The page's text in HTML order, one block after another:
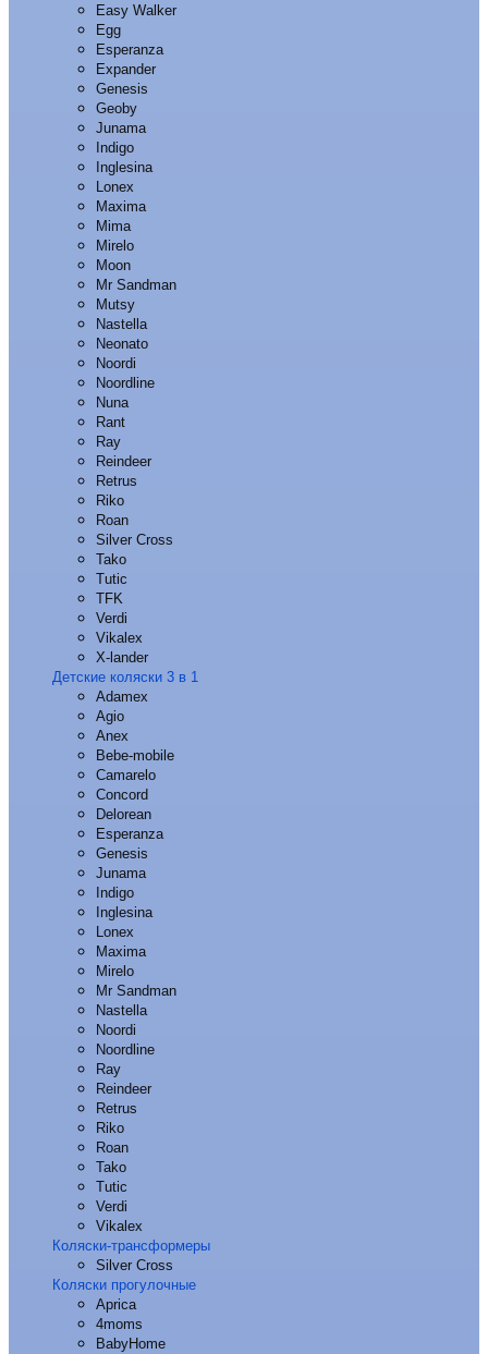
Easy Walker
Egg
Esperanza
Expander
Genesis
Geoby
Junama
Indigo
Inglesina
Lonex
Maxima
Mima
Mirelo
Moon
Mr Sandman
Mutsy
Nastella
Neonato
Noordi
Noordline
Nuna
Rant
Ray
Reindeer
Retrus
Riko
Roan
Silver Cross
Tako
Tutic
TFK
Verdi
Vikalex
X-lander
Детские коляски 3 в 1
Adamex
Agio
Anex
Bebe-mobile
Camarelo
Concord
Delorean
Esperanza
Genesis
Junama
Indigo
Inglesina
Lonex
Maxima
Mirelo
Mr Sandman
Nastella
Noordi
Noordline
Ray
Reindeer
Retrus
Riko
Roan
Tako
Tutic
Verdi
Vikalex
Коляски-трансформеры
Silver Cross
Коляски прогулочные
Aprica
4moms
BabyHome